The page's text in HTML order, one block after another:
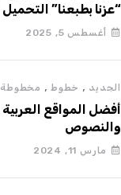
“عزنا
الاستخدام
أغسطس 5, 2025
الجديد , خطوط , مخطوطة
أفضل المواقع
والنصوص
مارس 11, 2024